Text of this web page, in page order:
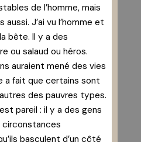
de l’homme, mais
J’ai vu l’homme et
bête. Il y a des
ou salaud ou héros.
auraient mené des vies
a fait que certains sont
des pauvres types.
pareil : il y a des gens
circonstances
basculent d’un côté